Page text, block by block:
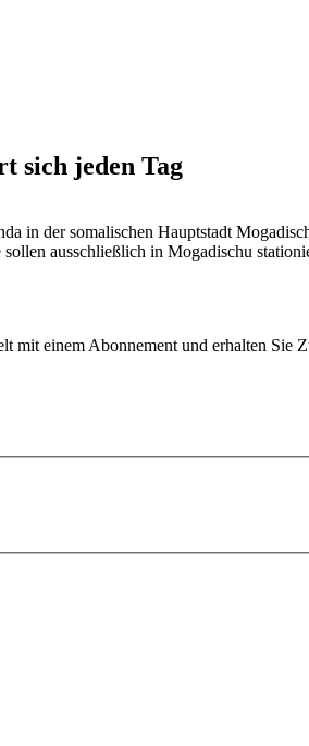
sich jeden Tag
in der somalischen Hauptstadt
ausschließlich in Mogadischu
einem Abonnement und erhalten Sie